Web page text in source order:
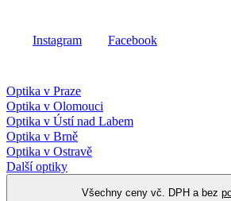
Instagram Facebook
Optika v Praze
Optika v Olomouci
Optika v Ústí nad Labem
Optika v Brně
Optika v Ostravě
Další optiky
Všechny ceny vč. DPH a bez